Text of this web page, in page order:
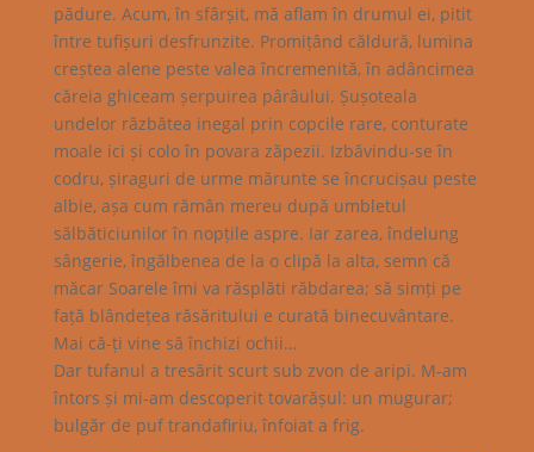
pădure. Acum, în sfârșit, mă aflam în drumul ei, pitit
între tufișuri desfrunzite. Promițând căldură, lumina
creștea alene peste valea încremenită, în adâncimea
căreia ghiceam șerpuirea pârâului. Șușoteala
undelor răzbătea inegal prin copcile rare, conturate
moale ici și colo în povara zăpezii. Izbăvindu-se în
codru, șiraguri de urme mărunte se încrucișau peste
albie, așa cum rămân mereu după umbletul
sălbăticiunilor în nopțile aspre. Iar zarea, îndelung
sângerie, îngălbenea de la o clipă la alta, semn că
măcar Soarele îmi va răsplăti răbdarea; să simți pe
față blândețea răsăritului e curată binecuvântare.
Mai că-ți vine să închizi ochii…
Dar tufanul a tresărit scurt sub zvon de aripi. M-am
întors și mi-am descoperit tovarășul: un mugurar;
bulgăr de puf trandafiriu, înfoiat a frig.